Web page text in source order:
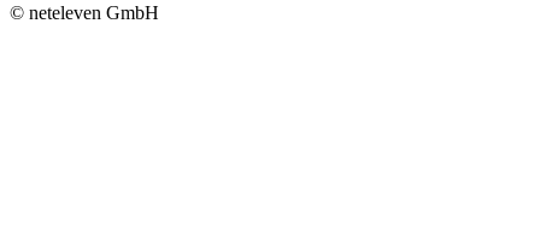
© neteleven GmbH